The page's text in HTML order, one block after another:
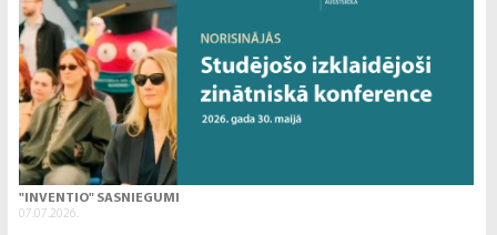
"INVENTIO" SASNIEGUMI
07.07.2026.